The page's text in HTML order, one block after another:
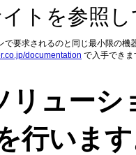
トを参照
要求されるのと同じ最小限の
documentation で入手できま
ューシ
行いま